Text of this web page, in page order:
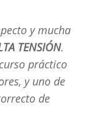
y mucha
TENSIÓN.
práctico
y uno de
de